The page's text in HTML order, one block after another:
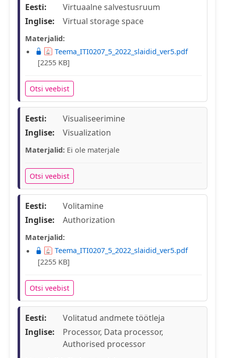
Eesti:
Virtuaalne salvestusruum
Inglise:
Virtual storage space
Materjalid:
Teema_ITI0207_5_2022_slaidid_ver5.pdf
[2255 KB]
Otsi veebist
Eesti:
Visualiseerimine
Inglise:
Visualization
Materjalid: Ei ole materjale
Otsi veebist
Eesti:
Volitamine
Inglise:
Authorization
Materjalid:
Teema_ITI0207_5_2022_slaidid_ver5.pdf
[2255 KB]
Otsi veebist
Eesti:
Volitatud andmete töötleja
Inglise:
Processor, Data processor,
Authorised processor